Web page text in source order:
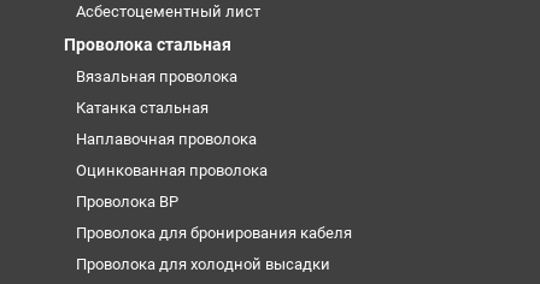
Асбестоцементный лист
Проволока стальная
Вязальная проволока
Катанка стальная
Наплавочная проволока
Оцинкованная проволока
Проволока ВР
Проволока для бронирования кабеля
Проволока для холодной высадки